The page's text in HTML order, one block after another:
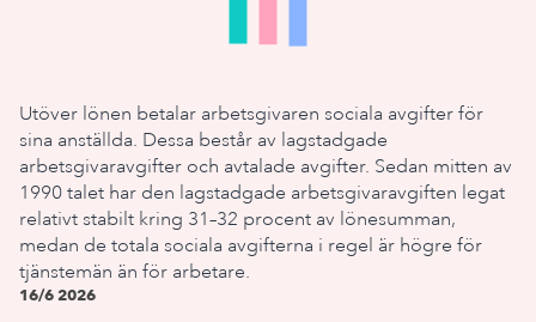
Utöver lönen betalar arbetsgivaren sociala avgifter för
sina anställda. Dessa består av lagstadgade
arbetsgivaravgifter och avtalade avgifter. Sedan mitten av
1990 talet har den lagstadgade arbetsgivaravgiften legat
relativt stabilt kring 31–32 procent av lönesumman,
medan de totala sociala avgifterna i regel är högre för
tjänstemän än för arbetare.
16/6 2026